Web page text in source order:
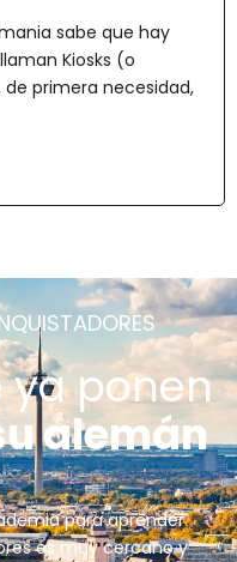
sabe que hay
Kiosks (o
primera necesidad,
ya ponen
alemán
para aprender
es muy cercano y